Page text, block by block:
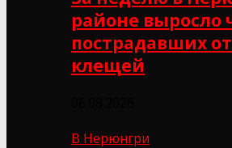
районе выросло
пострадавших
клещей
В Нерюнгри